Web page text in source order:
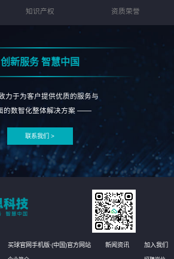
知识产权 资质荣誉
创新服务 智慧中国
于为客户提供优质的服务与
的数智化整体解决方案 ——
联系我们 >
买球官网手机版·(中国)官方网站 新闻资讯 加入我们